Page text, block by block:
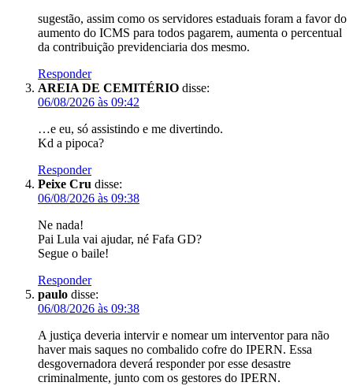
sugestão, assim como os servidores estaduais foram a favor do
aumento do ICMS para todos pagarem, aumenta o percentual
da contribuição previdenciaria dos mesmo.
Responder
AREIA DE CEMITÉRIO disse:
06/08/2026 às 09:42
…e eu, só assistindo e me divertindo.
Kd a pipoca?
Responder
Peixe Cru disse:
06/08/2026 às 09:38
Ne nada!
Pai Lula vai ajudar, né Fafa GD?
Segue o baile!
Responder
paulo disse:
06/08/2026 às 09:38
A justiça deveria intervir e nomear um interventor para não
haver mais saques no combalido cofre do IPERN. Essa
desgovernadora deverá responder por esse desastre
criminalmente, junto com os gestores do IPERN.